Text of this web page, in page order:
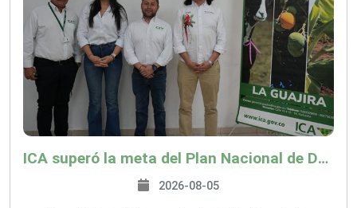
ICA superó la meta del Plan Nacional de Desarrollo y abrió 61 mercados internacionales
2026-08-05